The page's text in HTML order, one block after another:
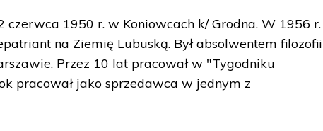
czerwca 1950 r. w Koniowcach k/ Grodna. W 1956 r.
na Ziemię Lubuską. Był absolwentem filozofii
Przez 10 lat pracował w "Tygodniku
pracował jako sprzedawca w jednym z